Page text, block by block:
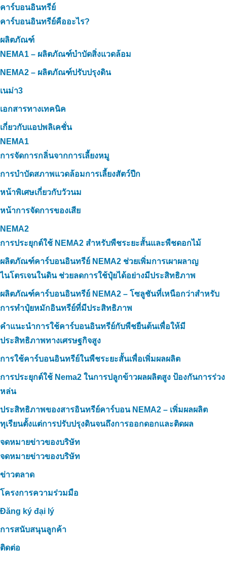
คาร์บอนอินทรีย์
คาร์บอนอินทรีย์คืออะไร?
ผลิตภัณฑ์
NEMA1 – ผลิตภัณฑ์บำบัดสิ่งแวดล้อม
NEMA2 – ผลิตภัณฑ์ปรับปรุงดิน
เนม่า3
เอกสารทางเทคนิค
เกี่ยวกับแอปพลิเคชั่น
NEMA1
การจัดการกลิ่นจากการเลี้ยงหมู
การบำบัดสภาพแวดล้อมการเลี้ยงสัตว์ปีก
หน้าพิเศษเกี่ยวกับวัวนม
หน้าการจัดการของเสีย
NEMA2
การประยุกต์ใช้ NEMA2 สำหรับพืชระยะสั้นและพืชดอกไม้
ผลิตภัณฑ์คาร์บอนอินทรีย์ NEMA2 ช่วยเพิ่มการเผาผลาญ
ไนโตรเจนในดิน ช่วยลดการใช้ปุ๋ยได้อย่างมีประสิทธิภาพ
ผลิตภัณฑ์คาร์บอนอินทรีย์ NEMA2 – โซลูชันที่เหนือกว่าสำหรับ
การทำปุ๋ยหมักอินทรีย์ที่มีประสิทธิภาพ
คำแนะนำการใช้คาร์บอนอินทรีย์กับพืชยืนต้นเพื่อให้มี
ประสิทธิภาพทางเศรษฐกิจสูง
การใช้คาร์บอนอินทรีย์ในพืชระยะสั้นเพื่อเพิ่มผลผลิต
การประยุกต์ใช้ Nema2 ในการปลูกข้าวผลผลิตสูง ป้องกันการร่วง
หล่น
ประสิทธิภาพของสารอินทรีย์คาร์บอน NEMA2 – เพิ่มผลผลิต
ทุเรียนตั้งแต่การปรับปรุงดินจนถึงการออกดอกและติดผล
จดหมายข่าวของบริษัท
จดหมายข่าวของบริษัท
ข่าวตลาด
โครงการความร่วมมือ
Đăng ký đại lý
การสนับสนุนลูกค้า
ติดต่อ